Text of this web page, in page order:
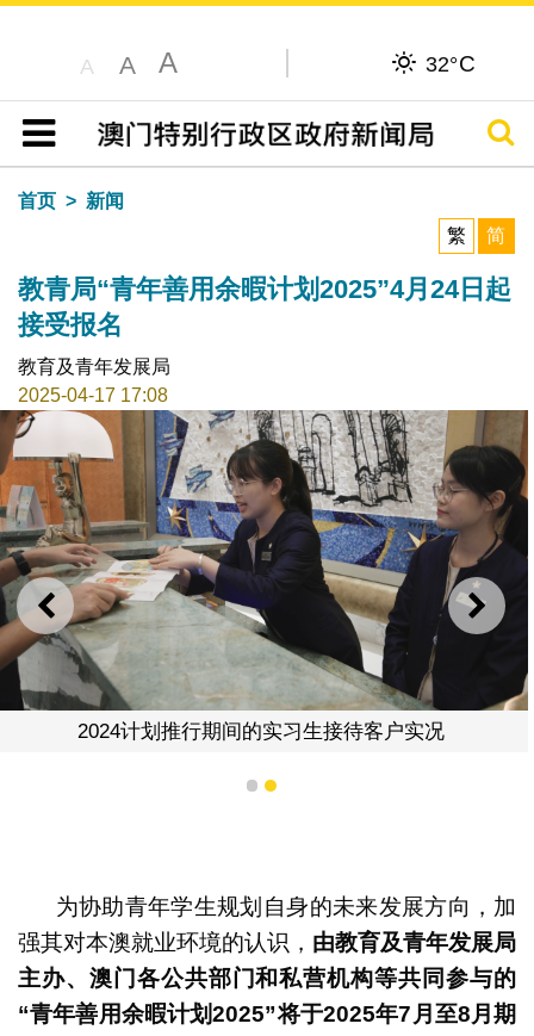
A A A 32°C
目录
搜寻
首页
新闻
繁
简
教青局“青年善用余暇计划2025”4月24日起
接受报名
教育及青年发展局
2025-04-17 17:08
上一则 下一
2024计划推行期间的实习生接待客户实况
1 2
为协助青年学生规划自身的未来发展方向，加
强其对本澳就业环境的认识， 由教育及青年发展局
主办、澳门各公共部门和私营机构等共同参与的
“青年善用余暇计划2025”将于2025年7月至8月期